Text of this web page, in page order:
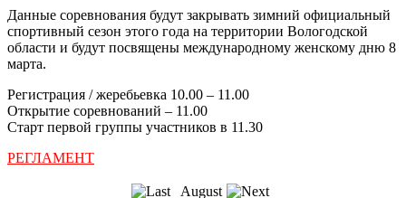
Данные соревнования будут закрывать зимний официальный
спортивный сезон этого года на территории Вологодской
области и будут посвящены международному женскому дню 8
марта.
Регистрация / жеребьевка 10.00 – 11.00
Открытие соревнований – 11.00
Старт первой группы участников в 11.30
РЕГЛАМЕНТ
August